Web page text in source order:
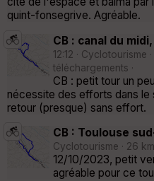
quint-fonsegrive. Agréable.
CB : canal du
12:12 · Cyclotourisme
téléchargements ·
CB : petit tour un
nécessite des efforts dans le
retour (presque) sans effort.
CB : Toulouse
Cyclotourisme · 26
12/10/2023, petit
agréable pour ce